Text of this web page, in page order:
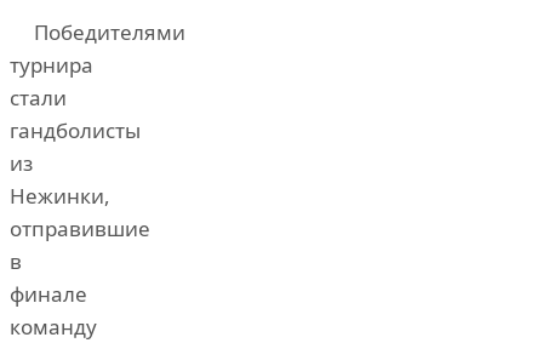
Победителями
турнира
стали
гандболисты
из
Нежинки,
отправившие
в
финале
команду